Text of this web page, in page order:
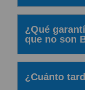
¿Qué
que no son
¿Cuánto